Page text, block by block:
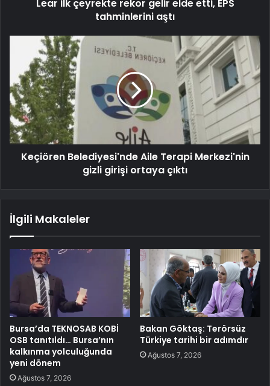
Lear ilk çeyrekte rekor gelir elde etti, EPS
tahminlerini aştı
Keçiören Belediyesi'nde Aile Terapi Merkezi'nin
gizli girişi ortaya çıktı
İlgili Makaleler
Bursa’da TEKNOSAB KOBİ
OSB tanıtıldı… Bursa’nın
kalkınma yolculuğunda
yeni dönem
Ağustos 7, 2026
Bakan Göktaş: Terörsüz
Türkiye tarihi bir adımdır
Ağustos 7, 2026